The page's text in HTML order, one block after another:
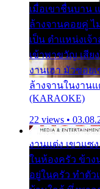
เมื่อเขาชื่นบาน
ล้างจานคอยคู่ ไ
เป็น ตำแหน่งเจ้
เข้าพาขวัญ เสีย
งานเฮา มัวซอย
ล้างจานในงานแ
(KARAOKE)
22 views •
งานแต่ง เขาแซ
ในห้องครัว ข้าง
อยู่ในครัว ทำตัว